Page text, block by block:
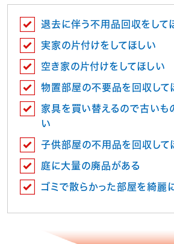
退去に伴う不用品回収をして
実家の片付けをしてほしい
空き家の片付けをしてほしい
物置部屋の不要品を回収して
家具を買い替えるので古いも
い
子供部屋の不用品を回収して
庭に大量の廃品がある
ゴミで散らかった部屋を綺麗